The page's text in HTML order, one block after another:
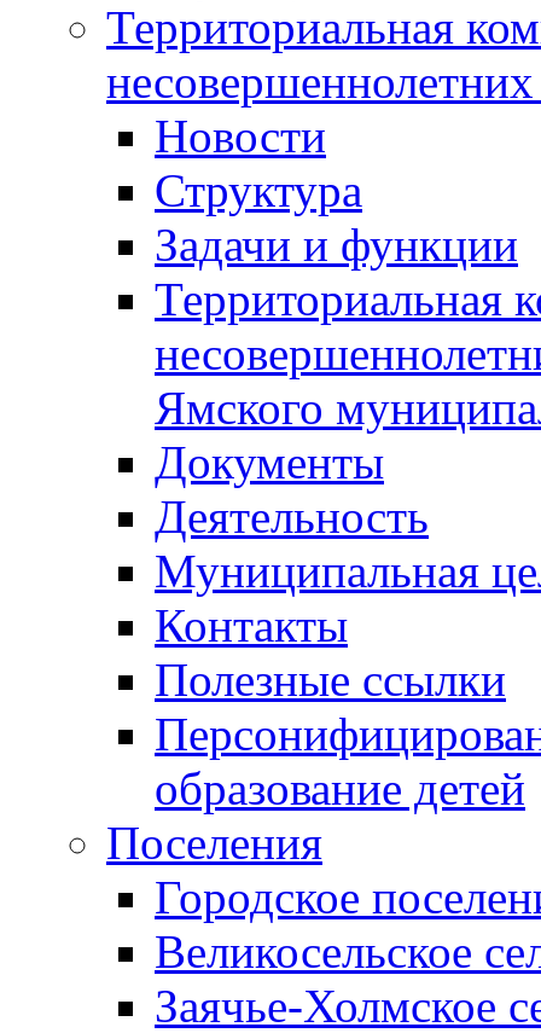
Территориальная
Новости
Структура
Задачи и функции
Территориальная
Ямского
Документы
Деятельность
Муниципальная
Контакты
Полезные ссылки
образование детей
Поселения
Городское
Великосельское
Заячье-Холмское